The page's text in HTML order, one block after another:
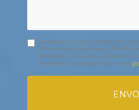
J'autorise ce site à conserver
dans ce formulaire pour faciliter
demande.
(Aucune exploitation
données conservées. Voir notre